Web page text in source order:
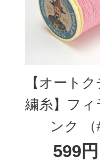
【オート
繍糸】フ
ンク （
599円